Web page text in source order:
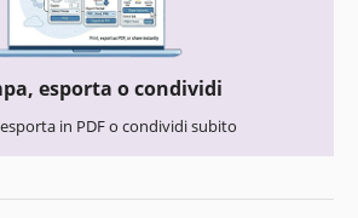
esporta o condividi
in PDF o condividi subito